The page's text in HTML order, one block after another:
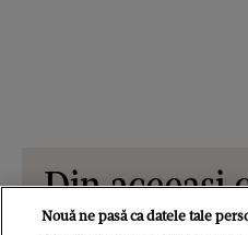
Din aceeași
Nouă ne pasă ca datele tale